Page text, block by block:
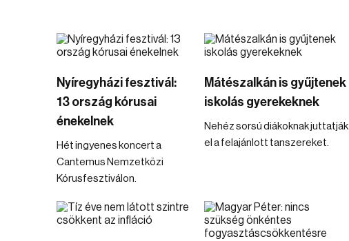
Nyíregyházi fesztivál:
13 ország kórusai
énekelnek
Hét ingyenes koncert a
Cantemus Nemzetközi
Kórusfesztiválon.
Mátészalkán is gyűjtenek
iskolás gyerekeknek
Nehéz sorsú diákoknak juttatják
el a felajánlott tanszereket.